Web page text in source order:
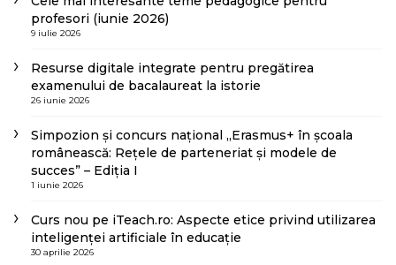
profesori (iunie 2026)
9 iulie 2026
Resurse digitale integrate pentru pregătirea
examenului de bacalaureat la istorie
26 iunie 2026
Simpozion și concurs național „Erasmus+ în școala
românească: Rețele de parteneriat și modele de
succes” – Ediția I
1 iunie 2026
Curs nou pe iTeach.ro: Aspecte etice privind utilizarea
inteligenței artificiale în educație
30 aprilie 2026